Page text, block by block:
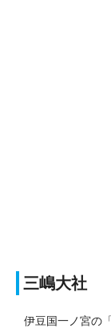
三嶋大社
伊豆国一ノ宮の